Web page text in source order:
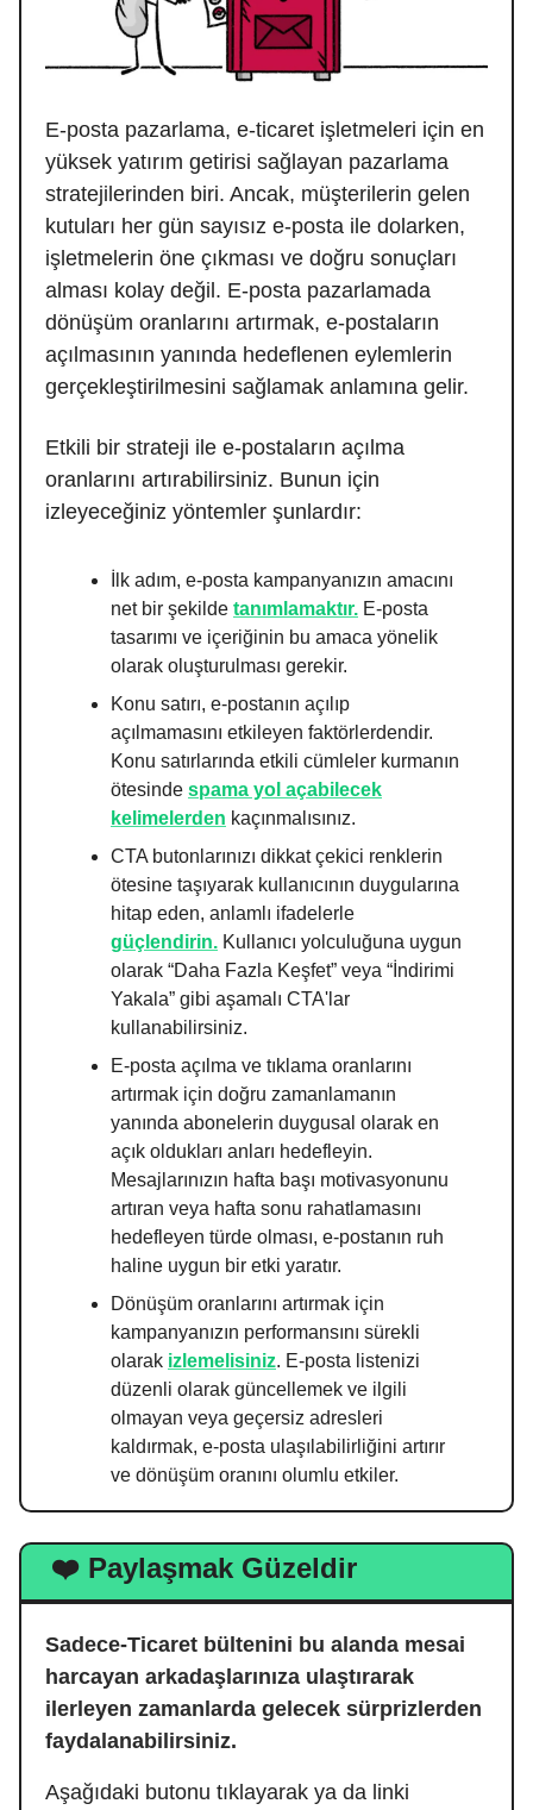
E-posta pazarlama, e-ticaret işletmeleri için en
yüksek yatırım getirisi sağlayan pazarlama
stratejilerinden biri. Ancak, müşterilerin gelen
kutuları her gün sayısız e-posta ile dolarken,
işletmelerin öne çıkması ve doğru sonuçları
alması kolay değil. E-posta pazarlamada
dönüşüm oranlarını artırmak, e-postaların
açılmasının yanında hedeflenen eylemlerin
gerçekleştirilmesini sağlamak anlamına gelir.
Etkili bir strateji ile e-postaların açılma
oranlarını artırabilirsiniz. Bunun için
izleyeceğiniz yöntemler şunlardır:
İlk adım, e-posta kampanyanızın amacını
net bir şekilde tanımlamaktır. E-posta
tasarımı ve içeriğinin bu amaca yönelik
olarak oluşturulması gerekir.
Konu satırı, e-postanın açılıp
açılmamasını etkileyen faktörlerdendir.
Konu satırlarında etkili cümleler kurmanın
ötesinde spama yol açabilecek
kelimelerden kaçınmalısınız.
CTA butonlarınızı dikkat çekici renklerin
ötesine taşıyarak kullanıcının duygularına
hitap eden, anlamlı ifadelerle
güçlendirin. Kullanıcı yolculuğuna uygun
olarak “Daha Fazla Keşfet” veya “İndirimi
Yakala” gibi aşamalı CTA'lar
kullanabilirsiniz.
E-posta açılma ve tıklama oranlarını
artırmak için doğru zamanlamanın
yanında abonelerin duygusal olarak en
açık oldukları anları hedefleyin.
Mesajlarınızın hafta başı motivasyonunu
artıran veya hafta sonu rahatlamasını
hedefleyen türde olması, e-postanın ruh
haline uygun bir etki yaratır.
Dönüşüm oranlarını artırmak için
kampanyanızın performansını sürekli
olarak izlemelisiniz. E-posta listenizi
düzenli olarak güncellemek ve ilgili
olmayan veya geçersiz adresleri
kaldırmak, e-posta ulaşılabilirliğini artırır
ve dönüşüm oranını olumlu etkiler.
❤️ Paylaşmak Güzeldir
Sadece-Ticaret bültenini bu alanda mesai
harcayan arkadaşlarınıza ulaştırarak
ilerleyen zamanlarda gelecek sürprizlerden
faydalanabilirsiniz.
Aşağıdaki butonu tıklayarak ya da linki